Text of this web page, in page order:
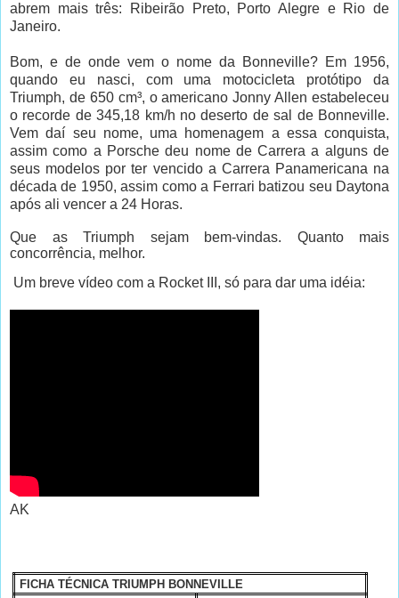
abrem mais três: Ribeirão Preto, Porto Alegre e Rio de
Janeiro.
Bom, e de onde vem o nome da Bonneville? Em 1956,
quando eu nasci, com uma motocicleta protótipo da
Triumph, de 650 cm³, o americano Jonny Allen estabeleceu
o recorde de 345,18 km/h no deserto de sal de Bonneville.
Vem daí seu nome, uma homenagem a essa conquista,
assim como a Porsche deu nome de Carrera a alguns de
seus modelos por ter vencido a Carrera Panamericana na
década de 1950, assim como a Ferrari batizou seu Daytona
após ali vencer a 24 Horas.
Que as Triumph sejam bem-vindas. Quanto mais
concorrência, melhor.
Um breve vídeo com a Rocket III, só para dar uma idéia:
AK
FICHA TÉCNICA TRIUMPH BONNEVILLE